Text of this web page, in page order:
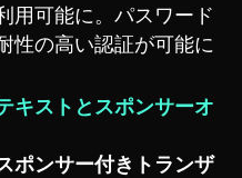
用可能に。パスワード
性の高い認証が可能に
キストとスポンサーオ
ポンサー付きトランザ